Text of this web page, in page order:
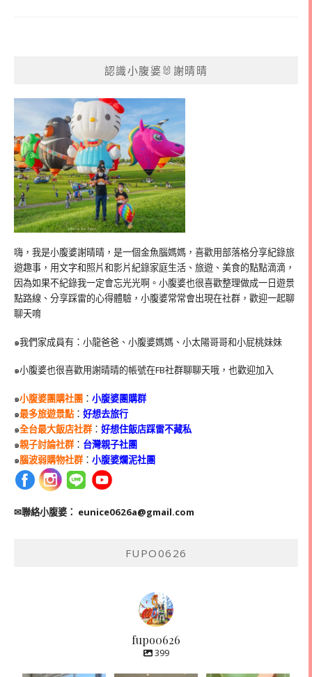
認識小腹婆🐰謝晴晴
嗨，我是小腹婆謝晴晴，是一個金魚腦媽媽，喜歡用部落格分享紀錄旅
遊趣事，用文字和照片和影片紀錄家庭生活、旅遊、美食的點點滴滴，
因為如果不紀錄我一定會忘光光啊。小腹婆也很喜歡整理做成一日遊景
點路線、分享踩雷的心得體驗，小腹婆常常會出現在社群，歡迎一起聊
聊天唷
๑我們家成員有：小龍爸爸、小腹婆媽媽、小太陽哥哥和小屁桃妹妹
๑小腹婆也很喜歡用謝晴晴的帳號在FB社群聊聊天哦，也歡迎加入
๑小腹婆團購社團 ： 小腹婆團購群
๑最多旅遊景點： 好想去旅行
๑全台最大飯店社群： 好想住飯店踩雷不藏私
๑親子討論社群： 台灣親子社團
๑腦波弱購物社群： 小腹婆爛泥社團
✉聯絡小腹婆： eunice0626a@gmail.com
FUPO0626
fupo0626
399